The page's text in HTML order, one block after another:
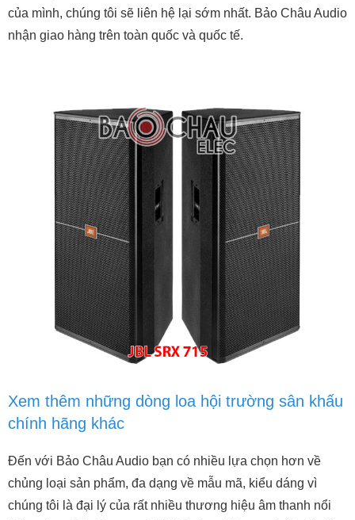
của mình, chúng tôi sẽ liên hệ lại sớm nhất. Bảo Châu Audio
nhận giao hàng trên toàn quốc và quốc tế.
Xem thêm những dòng loa hội trường sân khấu
chính hãng khác
Đến với Bảo Châu Audio bạn có nhiều lựa chọn hơn về
chủng loại sản phẩm, đa dạng về mẫu mã, kiểu dáng vì
chúng tôi là đại lý của rất nhiều thương hiệu âm thanh nổi